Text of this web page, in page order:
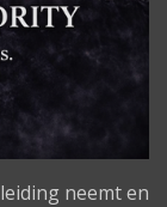
neemt en